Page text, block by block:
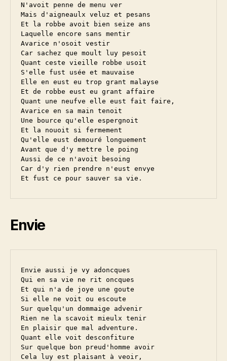
N'avoit penne de menu ver
Mais d'aigneaulx veluz et pesans
Et la robbe avoit bien seize ans
Laquelle encore sans mentir
Avarice n'osoit vestir
Car sachez que moult luy pesoit
Quant ceste vieille robbe usoit
S'elle fust usée et mauvaise
Elle en eust eu trop grant malayse
Et de robbe eust eu grant affaire
Quant une neufve elle eust fait faire,
Avarice en sa main tenoit
Une bource qu'elle espergnoit
Et la nouoit si fermement
Qu'elle eust demouré longuement
Avant que d'y mettre le poing
Aussi de ce n'avoit besoing
Car d'y rien prendre n'eust envye
Envie
Envie aussi je vy adoncques
Qui en sa vie ne rit oncques
Et qui n'a de joye une goute
Si elle ne voit ou escoute
Sur quelqu'un dommaige advenir
Rien ne la scavoit mieulx tenir
En plaisir que mal adventure.
Quant elle voit desconfiture
Sur quelque bon preud'homme avoir
Cela luy est plaisant à veoir,